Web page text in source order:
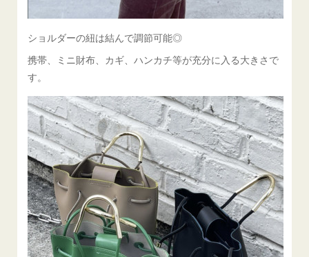
ショルダーの紐は結んで調節可能◎
携帯、ミニ財布、カギ、ハンカチ等が充分に入る大きさで
す。